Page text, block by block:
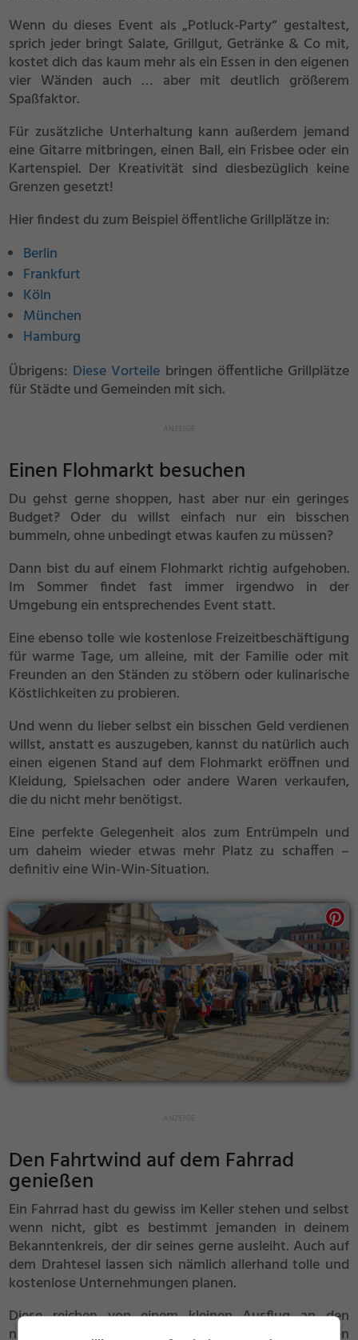
Wenn du dieses Event als „Potluck-Party“ gestaltest,
sprich jeder bringt Salate, Grillgut, Getränke & Co mit,
kostet dich das kaum mehr als ein Essen in den eigenen
vier Wänden auch … aber mit deutlich größerem
Spaßfaktor.
Für zusätzliche Unterhaltung kann außerdem jemand
eine Gitarre mitbringen, einen Ball, ein Frisbee oder ein
Kartenspiel. Der Kreativität sind diesbezüglich keine
Grenzen gesetzt!
Hier findest du zum Beispiel öffentliche Grillplätze in:
Berlin
Frankfurt
Köln
München
Hamburg
Übrigens: Diese Vorteile bringen öffentliche Grillplätze
für Städte und Gemeinden mit sich.
Einen Flohmarkt besuchen
Du gehst gerne shoppen, hast aber nur ein geringes
Budget? Oder du willst einfach nur ein bisschen
bummeln, ohne unbedingt etwas kaufen zu müssen?
Dann bist du auf einem Flohmarkt richtig aufgehoben.
Im Sommer findet fast immer irgendwo in der
Umgebung ein entsprechendes Event statt.
Eine ebenso tolle wie kostenlose Freizeitbeschäftigung
für warme Tage, um alleine, mit der Familie oder mit
Freunden an den Ständen zu stöbern oder kulinarische
Köstlichkeiten zu probieren.
Und wenn du lieber selbst ein bisschen Geld verdienen
willst, anstatt es auszugeben, kannst du natürlich auch
einen eigenen Stand auf dem Flohmarkt eröffnen und
Kleidung, Spielsachen oder andere Waren verkaufen,
die du nicht mehr benötigst.
Eine perfekte Gelegenheit alos zum Entrümpeln und
um daheim wieder etwas mehr Platz zu schaffen –
definitiv eine Win-Win-Situation.
Den Fahrtwind auf dem Fahrrad
genießen
Ein Fahrrad hast du gewiss im Keller stehen und selbst
wenn nicht, gibt es bestimmt jemanden in deinem
Bekanntenkreis, der dir seines gerne ausleiht. Auch auf
dem Drahtesel lassen sich nämlich allerhand tolle und
kostenlose Unternehmungen planen.
Diese reichen von einem kleinen Ausflug an den
nahegelegenen bis hin zu einer längeren